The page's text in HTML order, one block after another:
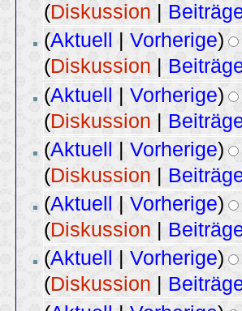
(Diskussion
(Aktuell Vorherige)
(Diskussion |
(Aktuell | Vorherige)
(Diskussion |
(Aktuell | Vorherige)
(Diskussion |
(Aktuell Vorherige)
(Diskussion |
(Aktuell Vorherige)
(Diskussion |